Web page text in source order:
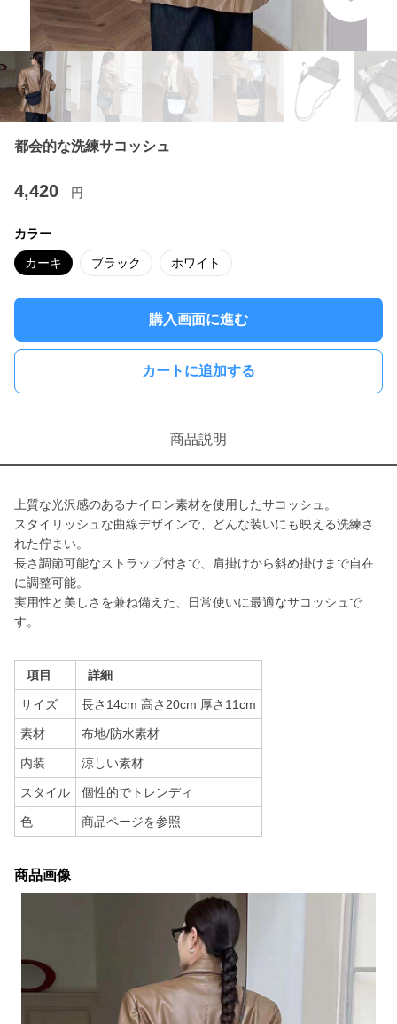
都会的な洗練サコッシュ
4,420 円
カラー
カーキ ブラック ホワイト
購入画面に進む
カートに追加する
商品説明
上質な光沢感のあるナイロン素材を使用したサコッシュ。
スタイリッシュな曲線デザインで、どんな装いにも映える洗練さ
れた佇まい。
長さ調節可能なストラップ付きで、肩掛けから斜め掛けまで自在
に調整可能。
実用性と美しさを兼ね備えた、日常使いに最適なサコッシュで
す。
項目 詳細
サイズ 長さ14cm 高さ20cm 厚さ11cm
素材 布地/防水素材
内装 涼しい素材
スタイル 個性的でトレンディ
色 商品ページを参照
商品画像